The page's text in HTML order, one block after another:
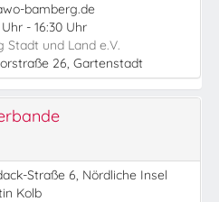
bamberg.de
- 16:30 Uhr
Stadt und Land e.V.
26, Gartenstadt
Straße 6, Nördliche Insel
Kolb